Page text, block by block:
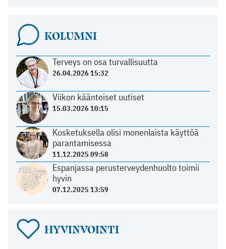
KOLUMNI
Terveys on osa turvallisuutta
26.04.2026 15:32
Viikon käänteiset uutiset
15.03.2026 10:15
Kosketuksella olisi monenlaista käyttöä
parantamisessa
11.12.2025 09:58
Espanjassa perusterveydenhuolto toimii
hyvin
07.12.2025 13:59
HYVINVOINTI